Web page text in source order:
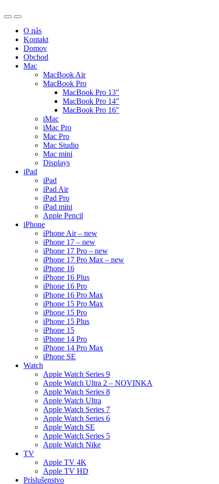
O nás
Kontakt
Domov
Obchod
Mac
MacBook Air
MacBook Pro
MacBook Pro 13″
MacBook Pro 14″
MacBook Pro 16″
iMac
iMac Pro
Mac Pro
Mac Studio
Mac mini
Displays
iPad
iPad
iPad Air
iPad Pro
iPad mini
Apple Pencil
iPhone
iPhone Air – new
iPhone 17 – new
iPhone 17 Pro – new
iPhone 17 Pro Max – new
iPhone 16
iPhone 16 Plus
iPhone 16 Pro
iPhone 16 Pro Max
iPhone 15 Pro Max
iPhone 15 Pro
iPhone 15 Plus
iPhone 15
iPhone 14 Pro
iPhone 14 Pro Max
iPhone SE
Watch
Apple Watch Series 9
Apple Watch Ultra 2 – NOVINKA
Apple Watch Series 8
Apple Watch Ultra
Apple Watch Series 7
Apple Watch Series 6
Apple Watch SE
Apple Watch Series 5
Apple Watch Nike
TV
Apple TV 4K
Apple TV HD
Príslušenstvo